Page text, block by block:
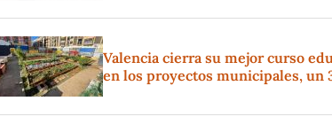
Valencia cierra su mejor curso
en los proyectos municipales, un